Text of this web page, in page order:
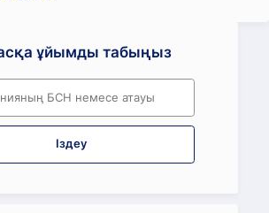
ұйымды табыңыз
Іздеу